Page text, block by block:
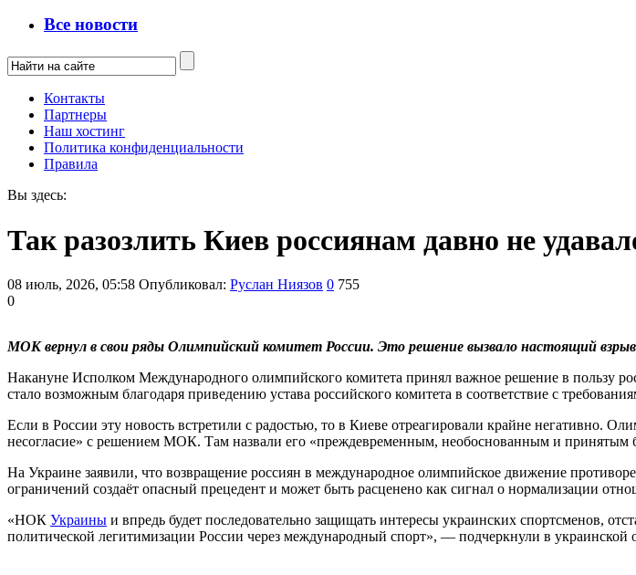
Все новости
Контакты
Партнеры
Наш хостинг
Политика конфиденциальности
Правила
Вы здесь:
Так разозлить Киев россиянам давно не
08 июль, 2026, 05:58 Опубликовал: Руслан Ниязов 0 755
0
МОК вернул в свои ряды Олимпийский комитет России. Это решение вызвало настоящий взрыв
Накануне Исполком Международного олимпийского комитета принял важное решение в пользу
стало возможным благодаря приведению устава российского комитета в соответствие с
Если в России эту новость встретили с радостью, то в Киеве отреагировали крайне негативно.
несогласие» с решением МОК. Там назвали его «преждевременным, необоснованным и принятым
На Украине заявили, что возвращение россиян в международное олимпийское движение
ограничений создаёт опасный прецедент и может быть расценено как сигнал о нормализации
«НОК Украины и впредь будет последовательно защищать интересы украинских спортсменов,
политической легитимизации России через международный спорт», — подчеркнули в украинской